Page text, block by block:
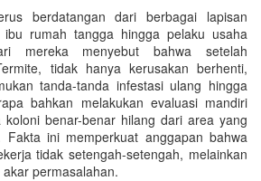
berdatangan dari berbagai lapisan
rumah tangga hingga pelaku usaha
mereka menyebut bahwa setelah
tidak hanya kerusakan berhenti,
tanda-tanda infestasi ulang hingga
bahkan melakukan evaluasi mandiri
benar-benar hilang dari area yang
Fakta ini memperkuat anggapan bahwa
tidak setengah-setengah, melainkan
permasalahan.